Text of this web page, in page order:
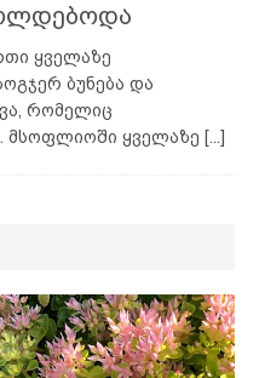
ყველაზე
ბუნება და
რომელიც
მსოფლიოში ყველაზე [...]